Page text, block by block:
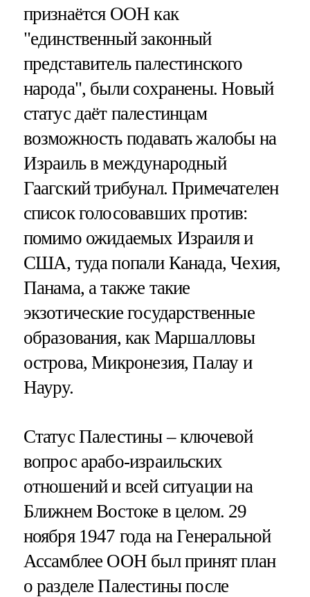
признаётся ООН как
"единственный законный
представитель палестинского
народа", были сохранены. Новый
статус даёт палестинцам
возможность подавать жалобы на
Израиль в международный
Гаагский трибунал. Примечателен
список голосовавших против:
помимо ожидаемых Израиля и
США, туда попали Канада, Чехия,
Панама, а также такие
экзотические государственные
образования, как Маршалловы
острова, Микронезия, Палау и
Науру.
Статус Палестины – ключевой
вопрос арабо-израильских
отношений и всей ситуации на
Ближнем Востоке в целом. 29
ноября 1947 года на Генеральной
Ассамблее ООН был принят план
о разделе Палестины после